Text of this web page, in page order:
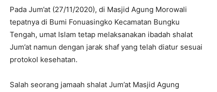
Pada Jum’at (27/11/2020), di Masjid Agung Morowali
tepatnya di Bumi Fonuasingko Kecamatan Bungku
Tengah, umat Islam tetap melaksanakan ibadah shalat
Jum’at namun dengan jarak shaf yang telah diatur sesuai
protokol kesehatan.
Salah seorang jamaah shalat Jum’at Masjid Agung